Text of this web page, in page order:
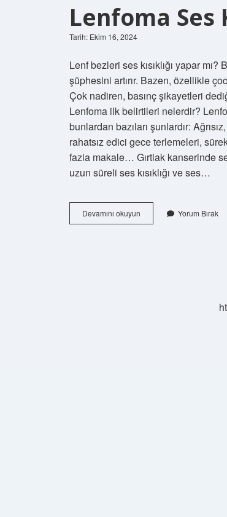
Lenfoma Ses
Tarih: Ekim 16, 2024
Lenf bezleri ses kısıklığı yapar
şüphesini artırır. Bazen, özellikle
Çok nadiren, basınç şikayetleri
Lenfoma ilk belirtileri nelerdir?
bunlardan bazıları şunlardır:
rahatsız edici gece terlemeleri,
fazla makale… Gırtlak kanserinde
uzun süreli ses kısıklığı ve ses…
Devamını okuyun Lenfoma
Ses
Yorum Bırak